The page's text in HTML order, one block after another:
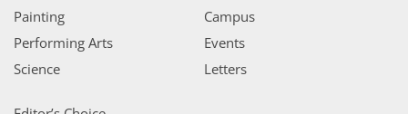
Painting
Performing Arts
Science
Campus
Events
Letters